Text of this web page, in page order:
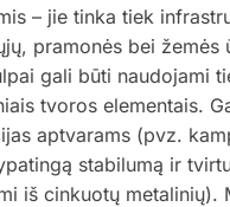
– jie tinka tiek
pramonės bei
gali būti naudojami
tvoros elementais.
aptvarams (pvz.
stabilumą ir
iš cinkuotų metalinių).